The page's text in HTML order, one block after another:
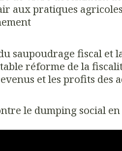
aux pratiques
saupoudrage fiscal et
réforme de la
et les profits des
le dumping social